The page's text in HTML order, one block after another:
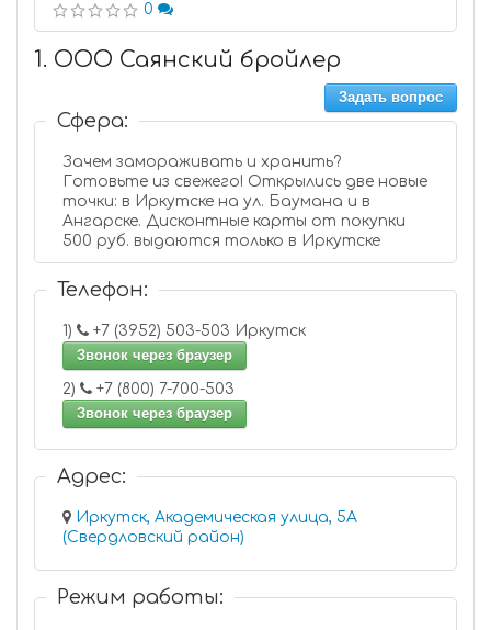
0
1. ООО Саянский бройлер
Задать вопрос
Сфера:
Зачем замораживать и хранить?
Готовьте из свежего! Открылись две новые
точки: в Иркутске на ул. Баумана и в
Ангарске. Дисконтные карты от покупки
500 руб. выдаются только в Иркутске
Телефон:
1)
+7 (3952) 503-503 Иркутск
Звонок через браузер
2)
+7 (800) 7-700-503
Звонок через браузер
Адрес:
Иркутск, Академическая улица, 5А
(Свердловский район)
Режим работы: